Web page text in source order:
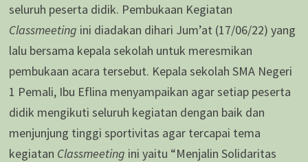
seluruh peserta didik. Pembukaan Kegiatan
Classmeeting ini diadakan dihari Jum’at (17/06/22) yang
lalu bersama kepala sekolah untuk meresmikan
pembukaan acara tersebut. Kepala sekolah SMA Negeri
1 Pemali, Ibu Eflina menyampaikan agar setiap peserta
didik mengikuti seluruh kegiatan dengan baik dan
menjunjung tinggi sportivitas agar tercapai tema
kegiatan Classmeeting ini yaitu “Menjalin Solidaritas